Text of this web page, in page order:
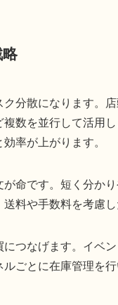
分散になります。
数を並行して活用
率が上がります。
命です。短く分か
料や手数料を考慮し
つなげます。イベ
ごとに在庫管理を